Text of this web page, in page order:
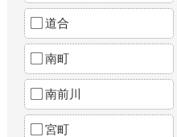
道合
南町
南前川
宮町